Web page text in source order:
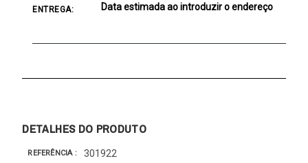
ENTREGA: Data estimada ao introduzir o endereço
DETALHES DO PRODUTO
REFERÊNCIA 301922